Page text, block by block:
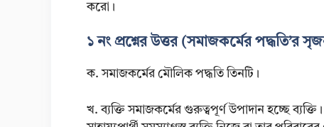
করো।
১ নং প্রশ্নের উত্তর (সমাজকর্মের পদ্ধতি’র
ক. সমাজকর্মের মৌলিক পদ্ধতি তিনটি।
খ. ব্যক্তি সমাজকর্মের গুরুত্বপূর্ণ উপাদান হচ্ছে